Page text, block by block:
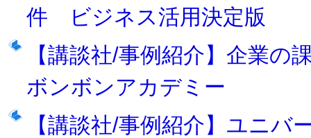
件 ビジネス活用決定版
【講談社/事例紹介】企業
ボンボンアカデミー
【講談社/事例紹介】ユニ